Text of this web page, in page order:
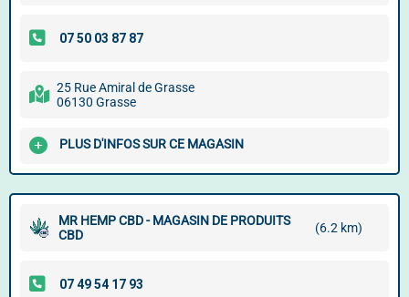
25 Rue Amiral de Grasse
06130 Grasse
PLUS D'INFOS SUR CE MAGASIN
MR HEMP CBD - MAGASIN DE PRODUITS
CBD
(6.2 km)